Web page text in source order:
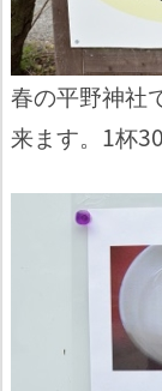
春の平野神社
来ます。1杯